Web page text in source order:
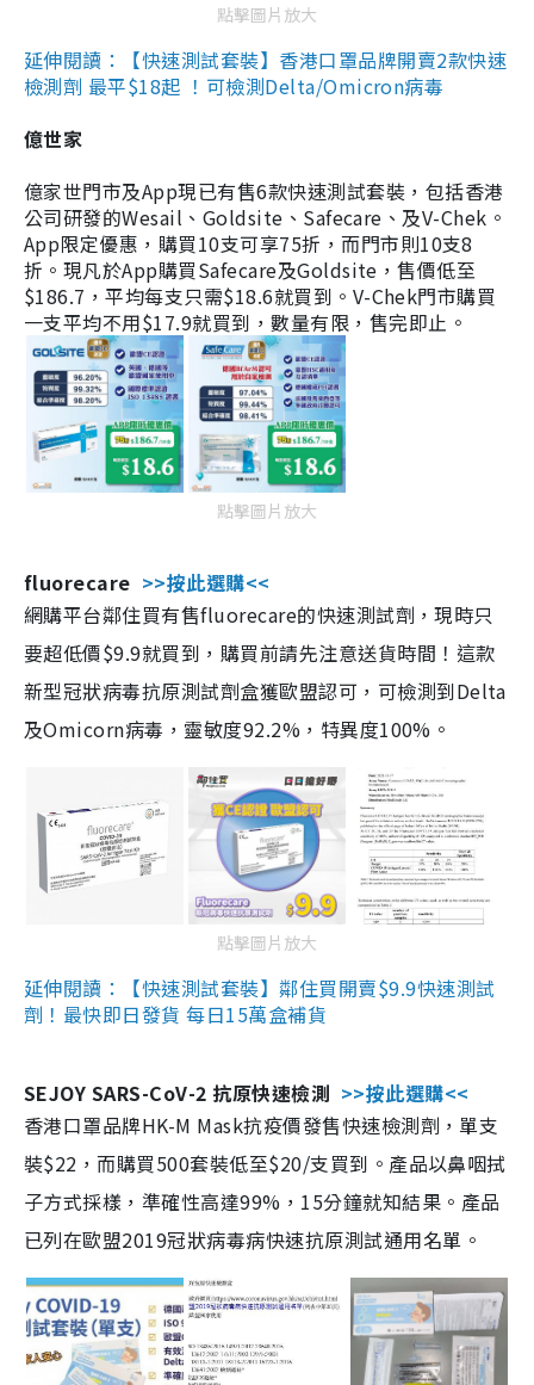
點擊圖片放大
延伸閱讀：【快速測試套裝】香港口罩品牌開賣2款快速
檢測劑 最平$18起 ！可檢測Delta/Omicron病毒
億世家
億家世門市及App現已有售6款快速測試套裝，包括香港
公司研發的Wesail、Goldsite、Safecare、及V-Chek。
App限定優惠，購買10支可享75折，而門市則10支8
折。現凡於App購買Safecare及Goldsite，售價低至
$186.7，平均每支只需$18.6就買到。V-Chek門市購買
一支平均不用$17.9就買到，數量有限，售完即止。
點擊圖片放大
fluorecare >>按此選購<<
網購平台鄰住買有售fluorecare的快速測試劑，現時只
要超低價$9.9就買到，購買前請先注意送貨時間！這款
新型冠狀病毒抗原測試劑盒獲歐盟認可，可檢測到Delta
及Omicorn病毒，靈敏度92.2%，特異度100%。
點擊圖片放大
延伸閱讀：【快速測試套裝】鄰住買開賣$9.9快速測試
劑！最快即日發貨 每日15萬盒補貨
SEJOY SARS-CoV-2 抗原快速檢測 >>按此選購<<
香港口罩品牌HK-M Mask抗疫價發售快速檢測劑，單支
裝$22，而購買500套裝低至$20/支買到。產品以鼻咽拭
子方式採樣，準確性高達99%，15分鐘就知結果。產品
已列在歐盟2019冠狀病毒病快速抗原測試通用名單。